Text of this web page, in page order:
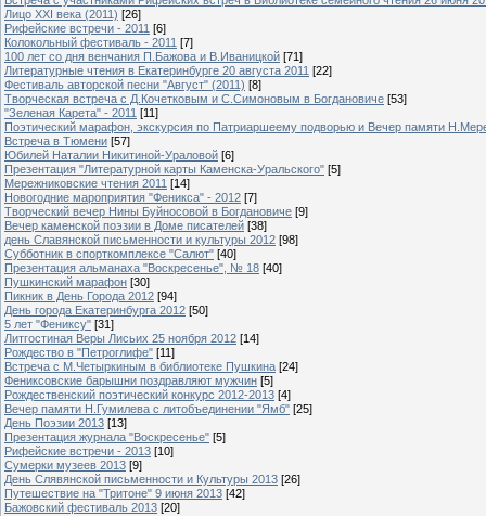
Лицо XXI века (2011) [26]
Рифейские встречи - 2011 [6]
Колокольный фестиваль - 2011 [7]
100 лет со дня венчания П.Бажова и В.Иваницкой [71]
Литературные чтения в Екатеринбурге 20 августа 2011 [22]
Фестиваль авторской песни "Август" (2011) [8]
Творческая встреча с Д.Кочетковым и С.Симоновым в Богдановиче [53]
"Зеленая Карета" - 2011 [11]
Поэтический марафон, экскурсия по Патриаршеему подворью и Вечер памяти
Встреча в Тюмени [57]
Юбилей Наталии Никитиной-Ураловой [6]
Презентация "Литературной карты Каменска-Уральского" [5]
Мережниковские чтения 2011 [14]
Новогодние мароприятия "Феникса" - 2012 [7]
Творческий вечер Нины Буйносовой в Богдановиче [9]
Вечер каменской поэзии в Доме писателей [38]
день Славянской письменности и культуры 2012 [98]
Субботник в спорткомплексе "Салют" [40]
Презентация альманаха "Воскресенье", № 18 [40]
Пушкинский марафон [30]
Пикник в День Города 2012 [94]
День города Екатеринбурга 2012 [50]
5 лет "Фениксу" [31]
Литгостиная Веры Лисьих 25 ноября 2012 [14]
Рождество в "Петроглифе" [11]
Встреча с М.Четыркиным в библиотеке Пушкина [24]
Фениксовские барышни поздравляют мужчин [5]
Рождественский поэтический конкурс 2012-2013 [4]
Вечер памяти Н.Гумилева с литобъединении "Ямб" [25]
День Поэзии 2013 [13]
Презентация журнала "Воскресенье" [5]
Рифейские встречи - 2013 [10]
Сумерки музеев 2013 [9]
День Слявянской письменности и Культуры 2013 [26]
Путешествие на "Тритоне" 9 июня 2013 [42]
Бажовский фестиваль 2013 [20]